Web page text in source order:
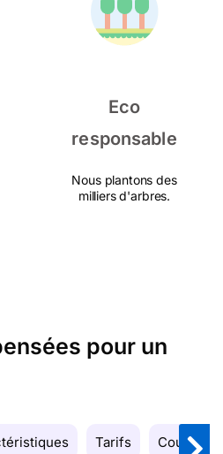
Eco
responsable
Nous plantons des
milliers d'arbres.
pour un
Tarifs Couleurs